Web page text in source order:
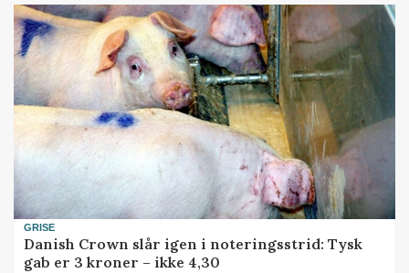
GRISE
Danish Crown slår igen i noteringsstrid: Tysk
gab er 3 kroner – ikke 4,30